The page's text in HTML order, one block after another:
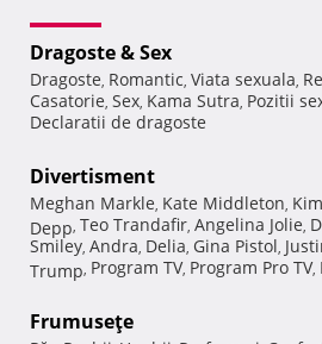
Dragoste & Sex
Dragoste, Romantic, Viata sexuala,
Casatorie, Sex, Kama Sutra, Pozitii
Declaratii de dragoste
Divertisment
Meghan Markle, Kate Middleton,
Depp, Teo Trandafir, Angelina Jolie,
Smiley, Andra, Delia, Gina Pistol,
Trump, Program TV, Program Pro TV,
Frumuseţe